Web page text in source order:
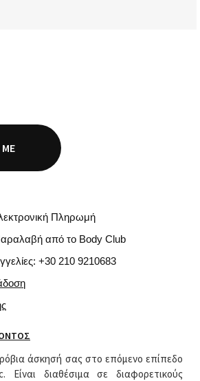
ΜΕ
Πληρωμή
από το Body Club
+30 210 9210683
άσκησή σας στο επόμενο επίπεδο
Είναι διαθέσιμα σε διαφορετικούς